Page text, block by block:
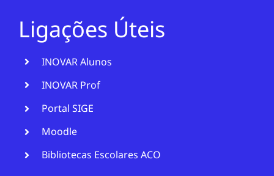
Ligações Úteis
INOVAR Alunos
INOVAR Prof
Portal SIGE
Moodle
Bibliotecas Escolares ACO